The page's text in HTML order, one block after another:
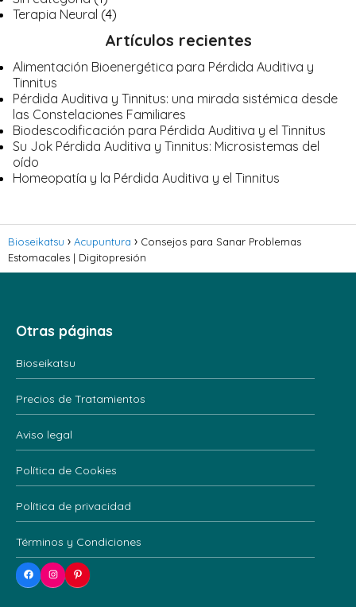
Terapia Neural (4)
Artículos recientes
Alimentación Bioenergética para Pérdida Auditiva y
Tinnitus
Pérdida Auditiva y Tinnitus: una mirada sistémica desde
las Constelaciones Familiares
Biodescodificación para Pérdida Auditiva y el Tinnitus
Su Jok Pérdida Auditiva y Tinnitus: Microsistemas del
oído
Homeopatía y la Pérdida Auditiva y el Tinnitus
Bioseikatsu Acupuntura
Consejos para Sanar Problemas
Estomacales | Digitopresión
Otras páginas
Bioseikatsu
Precios de Tratamientos
Aviso legal
Política de Cookies
Política de privacidad
Términos y Condiciones
Facebook Instagram Pinterest